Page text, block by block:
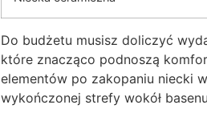
Do budżetu musisz doliczyć
które znacząco podnoszą
elementów po zakopaniu niecki
wykończonej strefy wokół